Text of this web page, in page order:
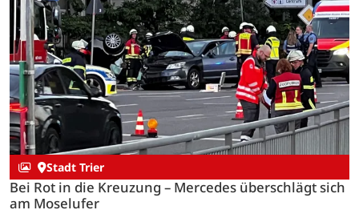
Stadt Trier
Bei Rot in die Kreuzung – Mercedes überschlägt sich
am Moselufer